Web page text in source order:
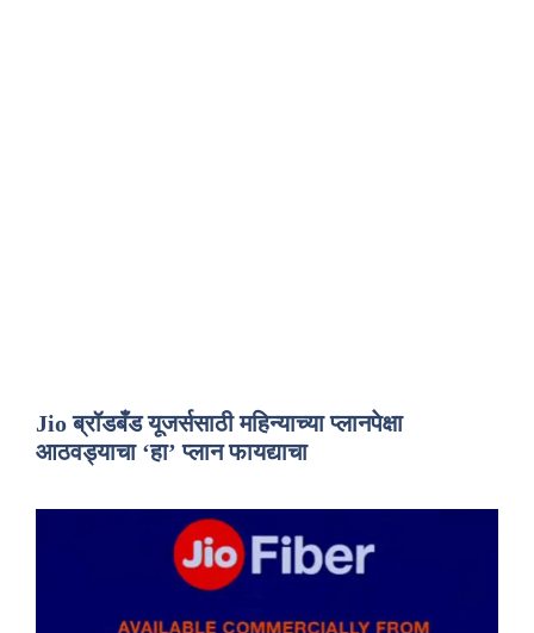
Jio ब्रॉडबँड यूजर्ससाठी महिन्याच्या प्लानपेक्षा
आठवड्याचा ‘हा’ प्लान फायद्याचा